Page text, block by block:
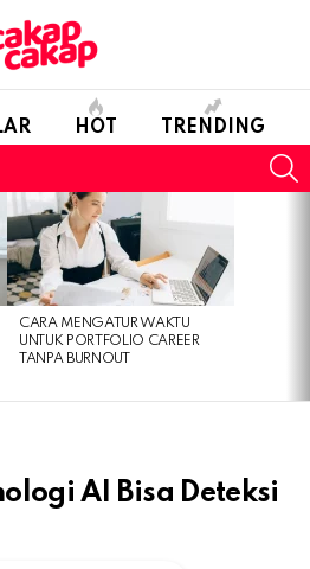
HOT TRENDING
CARA MENGATUR WAKTU
UNTUK PORTFOLIO CAREER
TANPA BURNOUT
AI Bisa Deteksi